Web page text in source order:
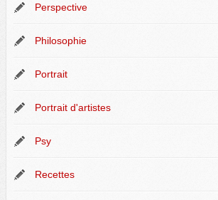
Perspective
Philosophie
Portrait
Portrait d'artistes
Psy
Recettes